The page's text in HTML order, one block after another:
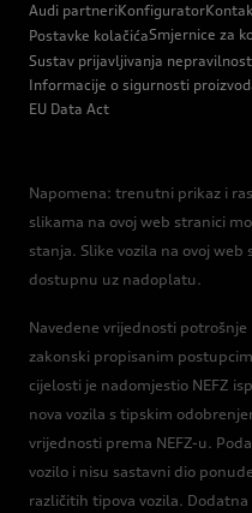
Audi partneriKonfigurator
Postavke kolačićaSmjernice za
Sustav prijavljivanja
Informacije o sigurnosti
EU Data Act
Napomena: trenutni prikaz i
slikama na ovoj web stranici
stanja. Slike vozila na ovoj
dostupnu uz nadoplatu.
Navedene vrijednosti
zakonski propisanim
cijelosti je nadomjestio NEFZ
nova vozila s tipskim
vrijednosti prema NEFZ-u.
vozilo i nisu sastavni dio
različitih tipova vozila.